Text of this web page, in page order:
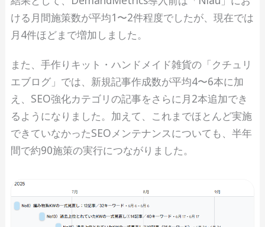
ける月間施策数が平均1〜2件程度でしたが、現在では
月4件ほどまで増加しました。
また、手作りキット・ハンドメイド雑貨の「クチュリ
エブログ」では、新規記事作成数が平均4〜6本に加
え、SEO強化カテゴリの記事をさらに月2本追加でき
るようになりました。加えて、これまでほとんど実施
できていなかったSEOメンテナンスについても、半年
間で約90施策の実行につながりました。